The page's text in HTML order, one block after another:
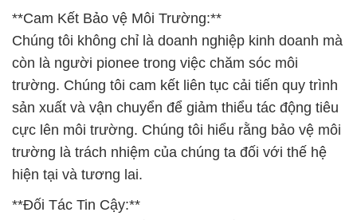
**Cam Kết Bảo vệ Môi Trường:**
Chúng tôi không chỉ là doanh nghiệp kinh doanh mà
còn là người pionee trong việc chăm sóc môi
trường. Chúng tôi cam kết liên tục cải tiến quy trình
sản xuất và vận chuyển để giảm thiểu tác động tiêu
cực lên môi trường. Chúng tôi hiểu rằng bảo vệ môi
trường là trách nhiệm của chúng ta đối với thế hệ
hiện tại và tương lai.
**Đối Tác Tin Cậy:**